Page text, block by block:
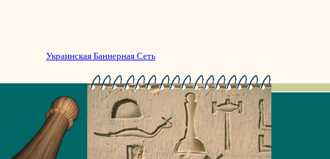
Украинская Баннерная Сеть